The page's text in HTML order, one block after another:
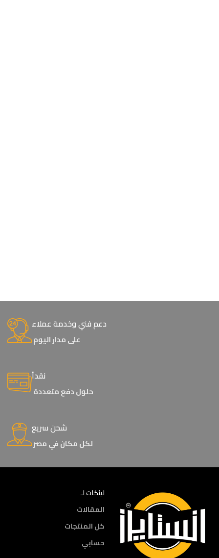
دعم فني وخدمة عملاء
على مدار اليوم
نقداً
حلول دفع متعددة
شحن سريع
لكل مكان في مصر
لينكات لـ
المقالات
كل المنتجات
حسابي